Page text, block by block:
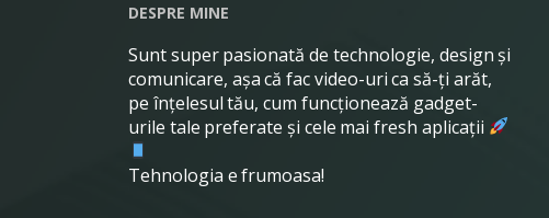
DESPRE MINE
Sunt super pasionată de technologie, design și
comunicare, așa că fac video-uri ca să-ți arăt,
pe înțelesul tău, cum funcționează gadget-
urile tale preferate și cele mai fresh aplicații
Tehnologia e frumoasa!